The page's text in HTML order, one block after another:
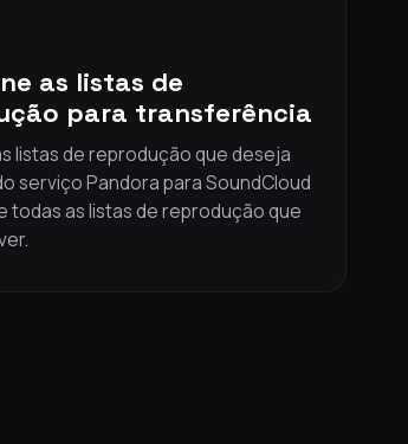
as listas de
para transferência
listas de reprodução que deseja
serviço Pandora para SoundCloud
todas as listas de reprodução que